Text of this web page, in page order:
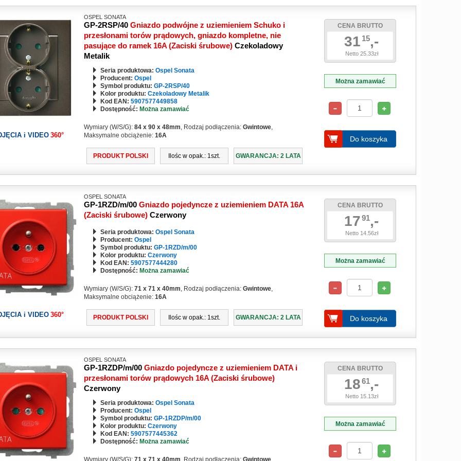
i VIDEO 360°
OSPEL SONATA
GP-2RSP/40 Gniazdo podwójne z uziemieniem Schuko i
przesłonami torów prądowych, gniazdo kompletne, nie
pasujące do ramek 16A (Zaciski śrubowe) Czekoladowy
Metalik
Seria produktowa: Ospel Sonata
Producent: Ospel
Symbol produktu: GP-2RSP/40
Kolor produktu: Czekoladowy Metalik
Kod EAN: 5907577449858
Dostępność: Można zamawiać
Wymiary (W/S/G): 84 x 90 x 48mm, Rodzaj podłączenia: Gwintowe,
Maksymalne obciążenie: 16A
PRODUKT POLSKI Ilośc w opak.: 1szt. GWARANCJA: 2 LATA
CENA BRUTTO
31 15,-
Netto 25.33zł
Można zamawiać
Do koszyka
i VIDEO 360°
OSPEL SONATA
GP-1RZD/m/00 Gniazdo pojedyncze z uziemieniem DATA 16A
(Zaciski śrubowe) Czerwony
Seria produktowa: Ospel Sonata
Producent: Ospel
Symbol produktu: GP-1RZD/m/00
Kolor produktu: Czerwony
Kod EAN: 5907577444280
Dostępność: Można zamawiać
Wymiary (W/S/G): 71 x 71 x 40mm, Rodzaj podłączenia: Gwintowe,
Maksymalne obciążenie: 16A
PRODUKT POLSKI Ilośc w opak.: 1szt. GWARANCJA: 2 LATA
CENA BRUTTO
17 91,-
Netto 14.56zł
Można zamawiać
Do koszyka
OSPEL SONATA
GP-1RZDP/m/00 Gniazdo pojedyncze z uziemieniem DATA i
przesłonami torów prądowych 16A (Zaciski śrubowe)
Czerwony
Seria produktowa: Ospel Sonata
Producent: Ospel
Symbol produktu: GP-1RZDP/m/00
Kolor produktu: Czerwony
Kod EAN: 5907577445362
Dostępność: Można zamawiać
Wymiary (W/S/G): 71 x 71 x 40mm , Rodzaj podłączenia: Gwintowe,
CENA BRUTTO
18 61,-
Netto 15.13zł
Można zamawiać